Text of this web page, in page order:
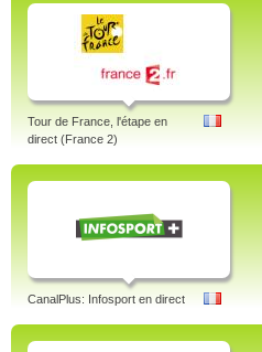
Tour de France, l'étape en
direct (France 2)
CanalPlus: Infosport en direct